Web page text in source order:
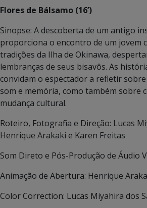
Flores de Bálsamo (16’)
Sinopse: A descoberta de um antigo
proporciona o encontro de um jovem
tradições da Ilha de Okinawa,
lembranças de seus bisavôs. As
convidam o espectador a refletir
som e memória, como também sobre
mudança cultural.
Roteiro, Fotografia e Direção: Lucas
Henrique Arakaki e Karen Freitas
Som Direto e Pós-Produção de Áudio
Animação de Abertura: Henrique
Color Correction: Lucas Miyahira dos